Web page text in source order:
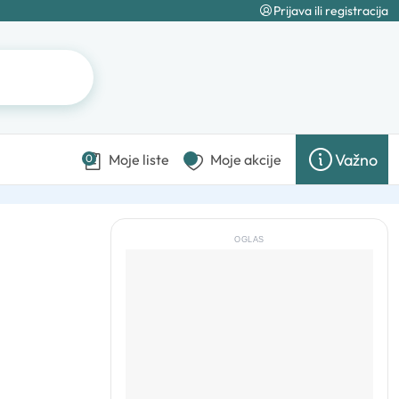
Prijava ili registracija
0 Moje liste Moje akcije Važno
OGLAS